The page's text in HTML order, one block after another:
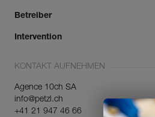
Betreiber
Intervention
KONTAKT AUFNEHMEN
Agence 10ch SA
info@petzl.ch
+41 21 947 46 66